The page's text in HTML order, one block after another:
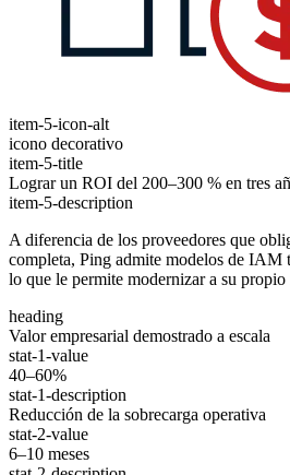
item-5-icon-alt
icono decorativo
item-5-title
Lograr un ROI del 200–300 % en tres
item-5-description
A diferencia de los proveedores que
completa, Ping admite modelos de IAM
lo que le permite modernizar a su propio
heading
Valor empresarial demostrado a escala
stat-1-value
40–60%
stat-1-description
Reducción de la sobrecarga operativa
stat-2-value
6–10 meses